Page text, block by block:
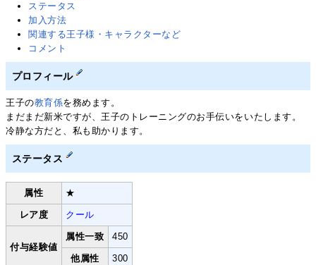
ステータス
加入方法
関連する王子様・キャラクターなど
コメント
プロフィール
王子の教育係を務めます。
まだまだ新米ですが、王子のトレーニングのお手伝いをいたします。
冷静な方だと、私も助かります。
ステータス
属性 ★
レア度 クール
付与経験値
属性一致 450
他属性 300